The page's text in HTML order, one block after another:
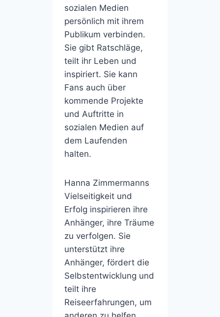
sozialen Medien
persönlich mit ihrem
Publikum verbinden.
Sie gibt Ratschläge,
teilt ihr Leben und
inspiriert. Sie kann
Fans auch über
kommende Projekte
und Auftritte in
sozialen Medien auf
dem Laufenden
halten.
Hanna Zimmermanns
Vielseitigkeit und
Erfolg inspirieren ihre
Anhänger, ihre Träume
zu verfolgen. Sie
unterstützt ihre
Anhänger, fördert die
Selbstentwicklung und
teilt ihre
Reiseerfahrungen, um